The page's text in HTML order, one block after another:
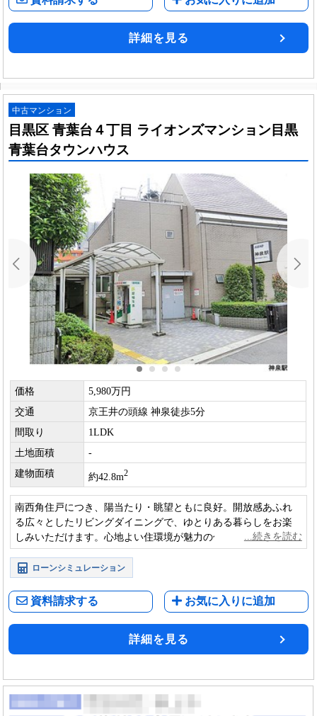
詳細を見る
中古マンション
目黒区 青葉台４丁目 ライオンズマンション目黒
青葉台タウンハウス
価格
5,980万円
交通
京王井の頭線 神泉徒歩5分
間取り
1LDK
土地面積
-
建物面積
約42.8m2
南西角住戸につき、陽当たり・眺望ともに良好。開放感あふれ
る広々としたリビングダイニングで、ゆとりある暮らしをお楽
しみいただけます。心地よい住環境が魅力の住まいです。
ローンシミュレーション
資料請求する お気に入りに追加
詳細を見る